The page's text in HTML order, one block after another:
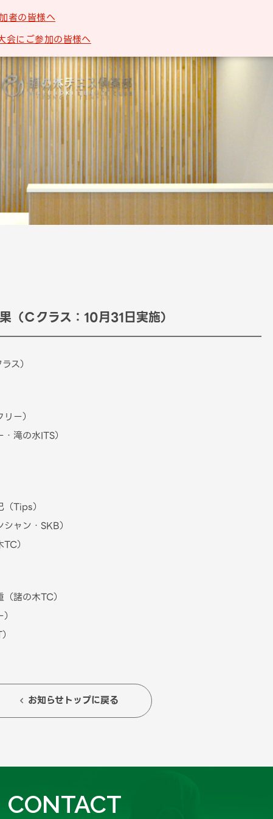
者の皆様へ
会にご参加の皆様へ
（Ｃクラス：10月31日実施）
ス）
ー）
滝の水ITS）
Tips）
ャン・SKB）
）
の木TC）
 お知らせトップに戻る
CONTACT